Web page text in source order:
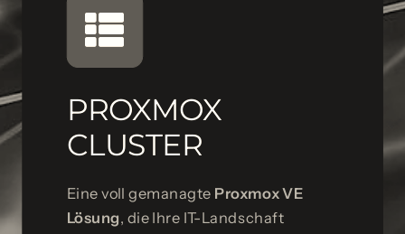
PROXMOX
CLUSTER
Eine voll gemanagte Proxmox VE
Lösung, die Ihre IT-Landschaft